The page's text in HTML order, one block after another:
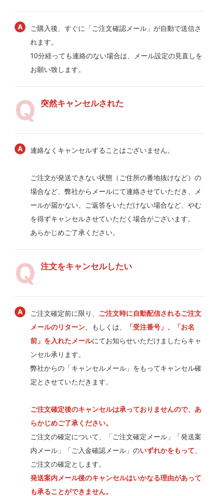
ご購入後、すぐに「ご注文確認メール」が自動で送信さ
れます。
10分経っても連絡のない場合は、メール設定の見直しを
お願い致します。
突然キャンセルされた
連絡なくキャンセルすることはございません。
ご注文が発送できない状態（ご住所の番地抜けなど）の
場合など、弊社からメールにて連絡させていただき、メ
ールが届かない、ご返答をいただけない場合など、やむ
を得ずキャンセルさせていただく場合がございます。
あらかじめご了承ください。
注文をキャンセルしたい
ご注文確定前に限り、 ご注文時に自動配信されるご注文
メールのリターン 、もしくは、
「受注番号」、「お名
前」を入れたメールにてお知らせいただけましたらキャ
ンセル承ります。
弊社からの「キャンセルメール」をもってキャンセル確
定とさせていただきます。
ご注文確定後のキャンセルは承っておりませんので、あ
らかじめご了承ください。
ご注文の確定について、「ご注文確定メール」「発送案
内メール」「ご入金確認メール」のいずれかをもって
ご注文の確定とします。
発送案内メール後のキャンセルはいかなる理由があって
も承ることができません。